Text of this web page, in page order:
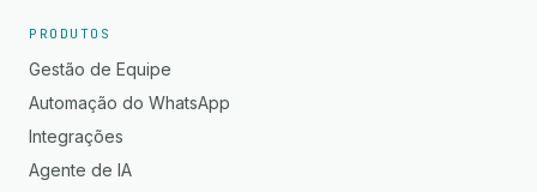
PRODUTOS
Gestão de Equipe
Automação do WhatsApp
Integrações
Agente de IA